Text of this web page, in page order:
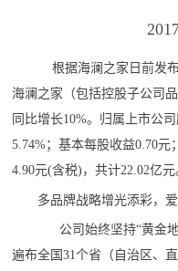
根据海澜之家日前发
海澜之家（包括控股子公司
同比增长10%。归属上市公
5.74%；基本每股收益0.70元
4.90元(含税)，共计22.02亿元
多品牌战略增光添彩，
公司始终坚持“黄金地
遍布全国31个省（自治区、